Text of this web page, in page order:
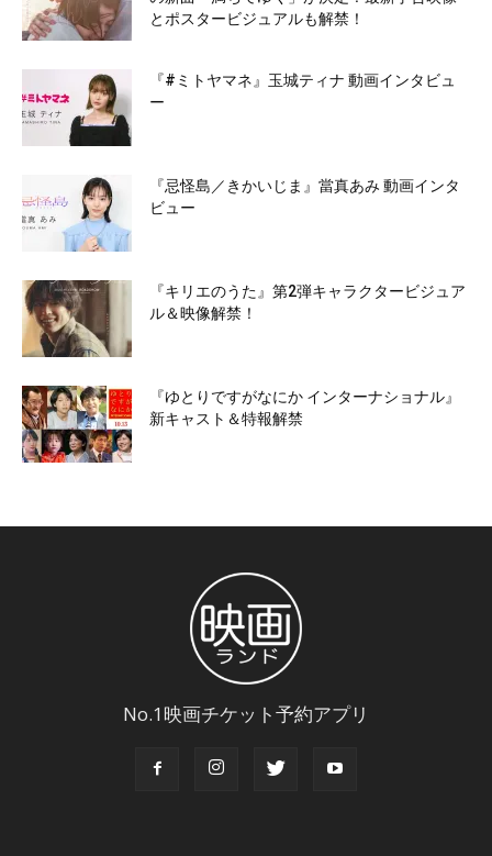
とポスタービジュアルも解禁！
『#ミトヤマネ』玉城ティナ 動画インタビュ
ー
『忌怪島／きかいじま』當真あみ 動画インタ
ビュー
『キリエのうた』第2弾キャラクタービジュア
ル＆映像解禁！
『ゆとりですがなにか インターナショナル』
新キャスト＆特報解禁
No.1映画チケット予約アプリ